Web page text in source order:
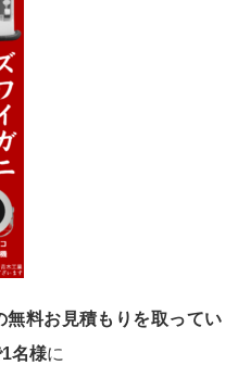
無料お見積もりを取ってい
名様に